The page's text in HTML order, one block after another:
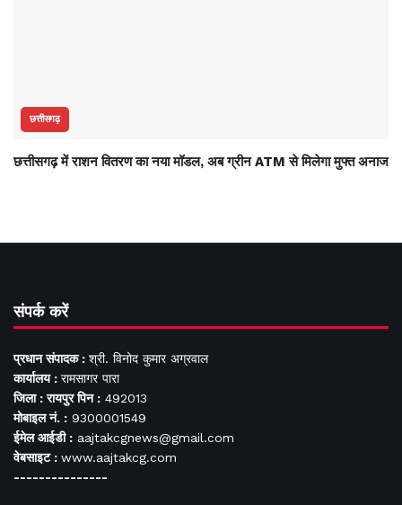
छत्तीसगढ़
छत्तीसगढ़ में राशन वितरण का नया मॉडल, अब ग्रीन ATM से मिलेगा मुफ्त अनाज
संपर्क करें
प्रधान संपादक : श्री. विनोद कुमार अग्रवाल
कार्यालय : रामसागर पारा
जिला : रायपुर पिन : 492013
मोबाइल नं. : 9300001549
ईमेल आईडी : aajtakcgnews@gmail.com
वेबसाइट : www.aajtakcg.com
---------------